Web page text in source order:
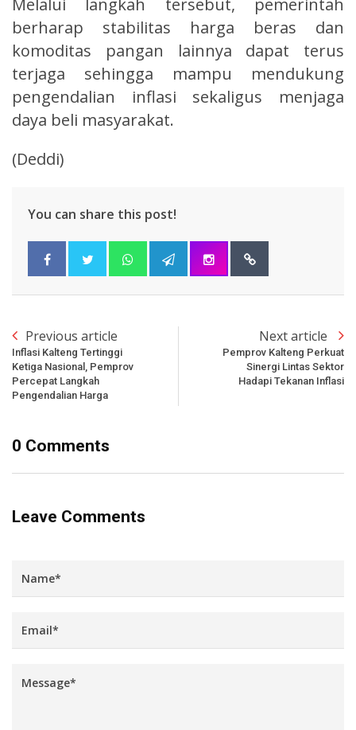
Melalui langkah tersebut, pemerintah
berharap stabilitas harga beras dan
komoditas pangan lainnya dapat terus
terjaga sehingga mampu mendukung
pengendalian inflasi sekaligus menjaga
daya beli masyarakat.
(Deddi)
You can share this post!
Previous article
Inflasi Kalteng Tertinggi
Ketiga Nasional, Pemprov
Percepat Langkah
Pengendalian Harga
Next article
Pemprov Kalteng Perkuat
Sinergi Lintas Sektor
Hadapi Tekanan Inflasi
0 Comments
Leave Comments